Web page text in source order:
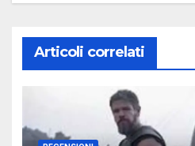
Articoli correlati